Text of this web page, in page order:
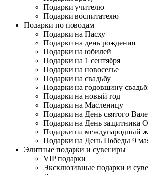
Подарки учителю
Подарки воспитателю
Подарки по поводам
Подарки на Пасху
Подарки на день рождения
Подарки на юбилей
Подарки на 1 сентября
Подарки на новоселье
Подарки на свадьбу
Подарки на годовщину
Подарки на новый год
Подарки на Масленицу
Подарки на День святого
Подарки на День защитника
Подарки на международный
Подарки на День Победы 9
Элитные подарки и сувениры
VIP подарки
Эксклюзивные подарки и